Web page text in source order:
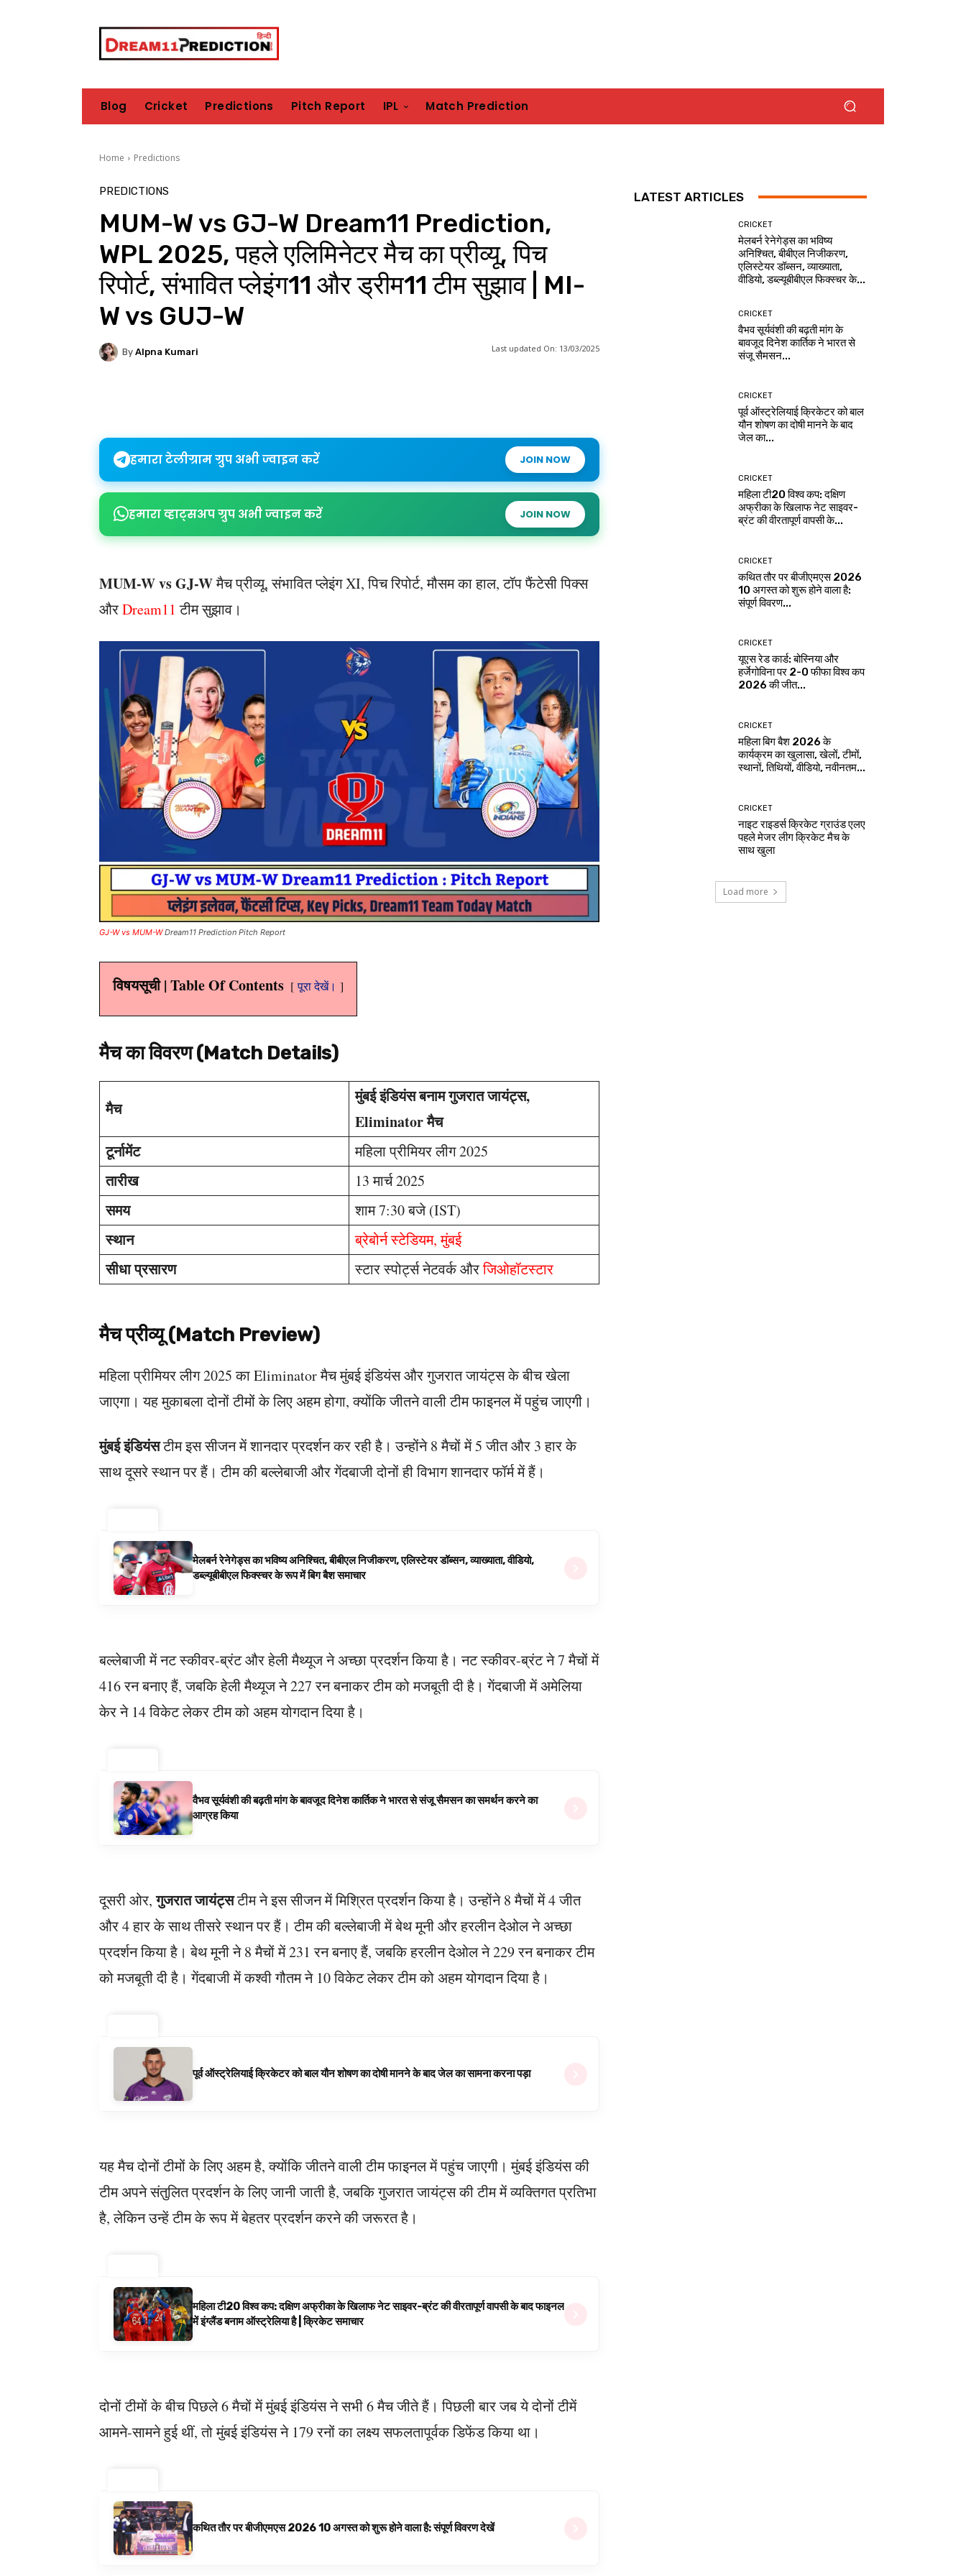
Blog Cricket Predictions Pitch Report IPL Match Prediction
Home Predictions
PREDICTIONS
MUM-W vs GJ-W Dream11 Prediction,
WPL 2025, पहले एलिमिनेटर मैच का प्रीव्यू, पिच
रिपोर्ट, संभावित प्लेइंग11 और ड्रीम11 टीम सुझाव | MI-
W vs GUJ-W
By Alpna Kumari Last updated On: 13/03/2025
हमारा टेलीग्राम ग्रुप अभी ज्वाइन करें JOIN NOW
हमारा व्हाट्सअप ग्रुप अभी ज्वाइन करें JOIN NOW
MUM-W vs GJ-Wमैच प्रीव्यू, संभावित प्लेइंग XI, पिच रिपोर्ट, मौसम का हाल, टॉप फैंटेसी पिक्स
औरDream11 टीम सुझाव।
GJ-W vs MUM-WDream11 Prediction Pitch Report
विषयसूची | Table Of Contents पूरा देखें।
मैच का विवरण (Match Details)
मैच
मुंबई इंडियंस बनाम गुजरात जायंट्स,
Eliminator मैच
टूर्नामेंट
महिला प्रीमियर लीग 2025
तारीख 13 मार्च 2025
समय शाम 7:30 बजे (IST)
स्थान ब्रेबोर्न स्टेडियम, मुंबई
सीधा प्रसारण स्टार स्पोर्ट्स नेटवर्क औरजिओहॉटस्टार
मैच प्रीव्यू (Match Preview)
महिला प्रीमियर लीग 2025 का Eliminator मैच मुंबई इंडियंस और गुजरात जायंट्स के बीच खेला
जाएगा। यह मुकाबला दोनों टीमों के लिए अहम होगा, क्योंकि जीतने वाली टीम फाइनल में पहुंच जाएगी।
मुंबई इंडियंसटीम इस सीजन में शानदार प्रदर्शन कर रही है। उन्होंने 8 मैचों में 5 जीत और 3 हार के
साथ दूसरे स्थान पर हैं। टीम की बल्लेबाजी और गेंदबाजी दोनों ही विभाग शानदार फॉर्म में हैं।
मेलबर्न रेनेगेड्स का भविष्य अनिश्चित, बीबीएल निजीकरण, एलिस्टेयर डॉब्सन, व्याख्याता, वीडियो,
डब्ल्यूबीबीएल फिक्स्चर के रूप में बिग बैश समाचार
बल्लेबाजी में नट स्कीवर-ब्रंट और हेली मैथ्यूज ने अच्छा प्रदर्शन किया है। नट स्कीवर-ब्रंट ने 7 मैचों में
416 रन बनाए हैं, जबकि हेली मैथ्यूज ने 227 रन बनाकर टीम को मजबूती दी है। गेंदबाजी में अमेलिया
केर ने 14 विकेट लेकर टीम को अहम योगदान दिया है।
वैभव सूर्यवंशी की बढ़ती मांग के बावजूद दिनेश कार्तिक ने भारत से संजू सैमसन का समर्थन करने का
आग्रह किया
दूसरी ओर,गुजरात जायंट्सटीम ने इस सीजन में मिश्रित प्रदर्शन किया है। उन्होंने 8 मैचों में 4 जीत
और 4 हार के साथ तीसरे स्थान पर हैं। टीम की बल्लेबाजी में बेथ मूनी और हरलीन देओल ने अच्छा
प्रदर्शन किया है। बेथ मूनी ने 8 मैचों में 231 रन बनाए हैं, जबकि हरलीन देओल ने 229 रन बनाकर टीम
को मजबूती दी है। गेंदबाजी में कश्वी गौतम ने 10 विकेट लेकर टीम को अहम योगदान दिया है।
पूर्व ऑस्ट्रेलियाई क्रिकेटर को बाल यौन शोषण का दोषी मानने के बाद जेल का सामना करना पड़ा
यह मैच दोनों टीमों के लिए अहम है, क्योंकि जीतने वाली टीम फाइनल में पहुंच जाएगी। मुंबई इंडियंस की
टीम अपने संतुलित प्रदर्शन के लिए जानी जाती है, जबकि गुजरात जायंट्स की टीम में व्यक्तिगत प्रतिभा
है, लेकिन उन्हें टीम के रूप में बेहतर प्रदर्शन करने की जरूरत है।
महिला टी20 विश्व कप: दक्षिण अफ्रीका के खिलाफ नेट साइवर-ब्रंट की वीरतापूर्ण वापसी के बाद फाइनल
में इंग्लैंड बनाम ऑस्ट्रेलिया है | क्रिकेट समाचार
दोनों टीमों के बीच पिछले 6 मैचों में मुंबई इंडियंस ने सभी 6 मैच जीते हैं। पिछली बार जब ये दोनों टीमें
आमने-सामने हुई थीं, तो मुंबई इंडियंस ने 179 रनों का लक्ष्य सफलतापूर्वक डिफेंड किया था।
कथित तौर पर बीजीएमएस 2026 10 अगस्त को शुरू होने वाला है: संपूर्ण विवरण देखें
LATEST ARTICLES
CRICKET
मेलबर्न रेनेगेड्स का भविष्य
अनिश्चित, बीबीएल निजीकरण,
एलिस्टेयर डॉब्सन, व्याख्याता,
वीडियो, डब्ल्यूबीबीएल फिक्स्चर के...
CRICKET
वैभव सूर्यवंशी की बढ़ती मांग के
बावजूद दिनेश कार्तिक ने भारत से
संजू सैमसन...
CRICKET
पूर्व ऑस्ट्रेलियाई क्रिकेटर को बाल
यौन शोषण का दोषी मानने के बाद
जेल का...
CRICKET
महिला टी20 विश्व कप: दक्षिण
अफ्रीका के खिलाफ नेट साइवर-
ब्रंट की वीरतापूर्ण वापसी के...
CRICKET
कथित तौर पर बीजीएमएस 2026
10 अगस्त को शुरू होने वाला है:
संपूर्ण विवरण...
CRICKET
यूएस रेड कार्ड: बोस्निया और
हर्जेगोविना पर 2-0 फीफा विश्व कप
2026 की जीत...
CRICKET
महिला बिग बैश 2026 के
कार्यक्रम का खुलासा, खेलों, टीमों,
स्थानों, तिथियों, वीडियो, नवीनतम...
CRICKET
नाइट राइडर्स क्रिकेट ग्राउंड एलए
पहले मेजर लीग क्रिकेट मैच के
साथ खुला
Load more